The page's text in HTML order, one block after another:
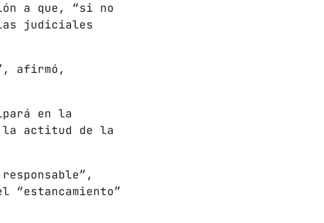
a que, “si no
judiciales
afirmó,
en la
la actitud de la